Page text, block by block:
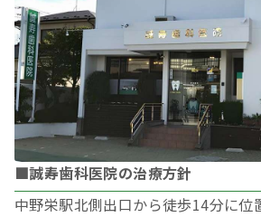
■誠寿歯科医院の治療方針
中野栄駅北側出口から徒歩14分に位